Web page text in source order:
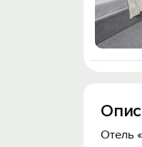
Отель